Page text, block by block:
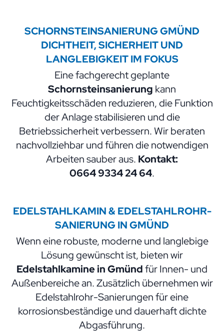
SCHORNSTEINSANIERUNG GMÜND
DICHTHEIT, SICHERHEIT UND
LANGLEBIGKEIT IM FOKUS
Eine fachgerecht geplante
Schornsteinsanierung kann
Feuchtigkeitsschäden reduzieren, die Funktion
der Anlage stabilisieren und die
Betriebssicherheit verbessern. Wir beraten
nachvollziehbar und führen die notwendigen
Arbeiten sauber aus. Kontakt:
0664 9334 24 64.
EDELSTAHLKAMIN & EDELSTAHLROHR-
SANIERUNG IN GMÜND
Wenn eine robuste, moderne und langlebige
Lösung gewünscht ist, bieten wir
Edelstahlkamine in Gmündfür Innen- und
Außenbereiche an. Zusätzlich übernehmen wir
Edelstahlrohr-Sanierungen für eine
korrosionsbeständige und dauerhaft dichte
Abgasführung.